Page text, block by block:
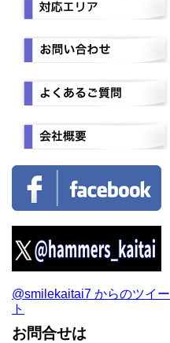
@smilekaitai7 からのツイー
ト
お問合せは